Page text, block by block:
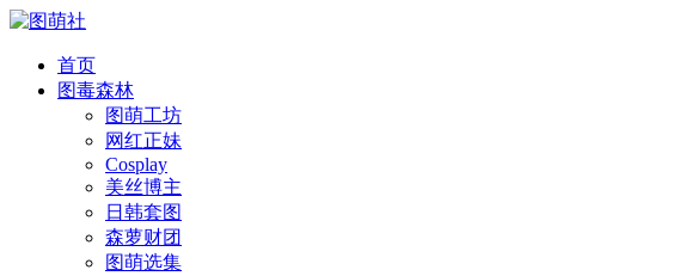
首页
图毒森林
图萌工坊
网红正妹
Cosplay
美丝博主
日韩套图
森萝财团
图萌选集